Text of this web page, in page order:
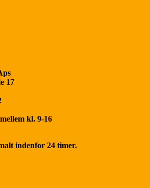
17
kl. 9-16
indenfor 24 timer.